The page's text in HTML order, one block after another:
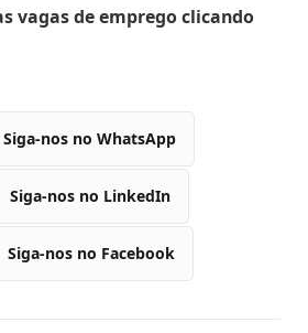
vagas de emprego clicando
Siga-nos no WhatsApp
Siga-nos no LinkedIn
Siga-nos no Facebook